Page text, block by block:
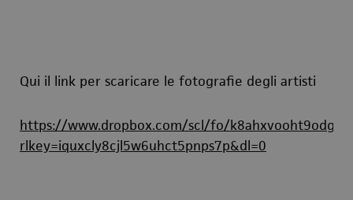
Qui il link per scaricare le fotografie degli artisti
https://www.dropbox.com/scl/fo/
rlkey=iquxcly8cjl5w6uhct5pnps7p&dl=0